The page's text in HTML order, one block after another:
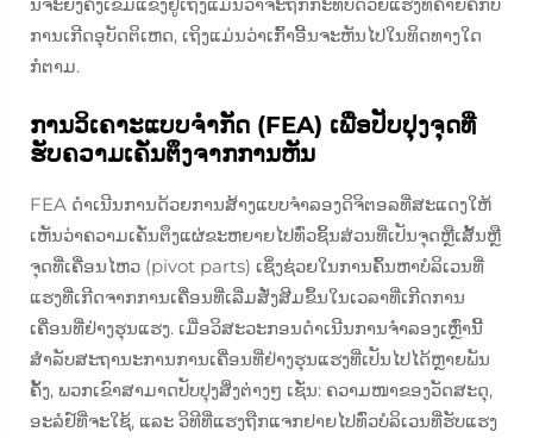
ການເກີດອຸບັດຕິເຫດ, ເຖິງແມ່ນວ່າເກົ້າອີ້ນຈະຫັນໄປໃນທິດທາງໃດ
ກໍຕາມ.
ການວິເຄາະແບບຈຳກັດ (FEA) ເພື່ອປັບປຸງຈຸດທີ່
ຮັບຄວາມເຄັ່ນຕຶງຈາກການຫັນ
FEA ດຳເນີນການດ້ວຍການສ້າງແບບຈຳລອງດິຈິຕອລທີ່ສະແດງໃຫ້
ເຫັນວ່າຄວາມເຄັ່ນຕຶງແຜ່ຂະຫຍາຍໄປທົ່ວຊິ້ນສ່ວນທີ່ເປັນຈຸດຫຼືເສັ້ນຫຼື
ຈຸດທີ່ເຄື່ອນໄຫວ (pivot parts) ເຊິ່ງຊ່ວຍໃນການຄົ້ນຫາບໍລິເວນທີ່
ແຮງທີ່ເກີດຈາກການເຄື່ອນທີ່ເລີ່ມສັ່ງສີມຂຶ້ນໃນເວລາທີ່ເກີດການ
ເຄື່ອນທີ່ຢ່າງຮຸນແຮງ. ເມື່ອວິສະວະກອນດຳເນີນການຈຳລອງເຫຼົ່ານີ້
ສຳລັບສະຖານະການການເຄື່ອນທີ່ຢ່າງຮຸນແຮງທີ່ເປັນໄປໄດ້ຫຼາຍພັນ
ຄັ້ງ, ພວກເຂົາສາມາດປັບປຸງສິ່ງຕ່າງໆ ເຊັ່ນ: ຄວາມໜາຂອງວັດສະດຸ,
ອະລໍຢ໌ທີ່ຈະໃຊ້, ແລະ ວິທີທີ່ແຮງຖືກແຈກຢາຍໄປທົ່ວບໍລິເວນທີ່ຮັບແຮງ